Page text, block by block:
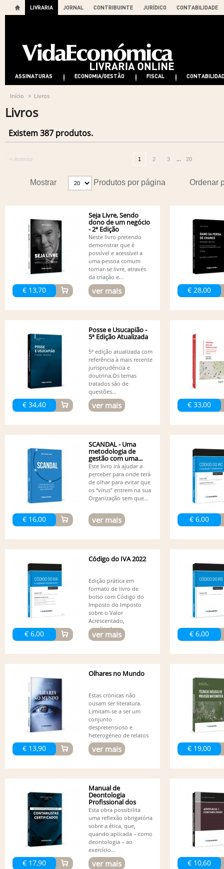
LIVRARIA JORNAL CONTRIBUINTE JURÍDICO CONTABILIDADE
ASSINATURAS ECONOMIA/GESTÃO FISCAL
Início > Livros
Livros
Existem 387 produtos.
« Anterior 1 2 3 ... 20
Ordenar
Mostrar Produtos por página
€ 13,70
Seja Livre, Sendo
dono de um negócio
- 2ª Edição
Neste livro pretendo
demonstrar que é
possível e acessível a
uma pessoa comum
tornar-se livre, através
da criação e...
ver mais € 28,00
€ 34,40
Posse e Usucapião -
5ª Edição Atualizada
5ª edição atualizada com
referência à mais recente
jurisprudência e
doutrina.Os temas
tratados são de
questões...
ver mais € 33,00
€ 16,00
SCANDAL - Uma
metodologia de
gestão com uma...
Este livro irá ajudar a
perceber para onde terá
de olhar para evitar que
os “vírus” entrem na sua
Organização sem que...
ver mais € 6,00
€ 6,00
Código do IVA 2022
Edição prática em
formato de livro de
bolso com Código do
Imposto do Imposto
sobre o Valor
Acrescentado,
atualizado...
ver mais € 6,00
€ 13,90
Olhares no Mundo
Estas crónicas não
ousam ser literatura.
Limitam-se a ser um
conjunto
despretensioso e
heterogéneo de relatos
de...
ver mais € 19,00
€ 17,90
Manual de
Deontologia
Profissional dos
Contabilistas...
Esta obra possibilita
uma reflexão obrigatória
sobre a ética, que,
quando aplicada – como
deontologia – ao
exercício...
ver mais € 10,60